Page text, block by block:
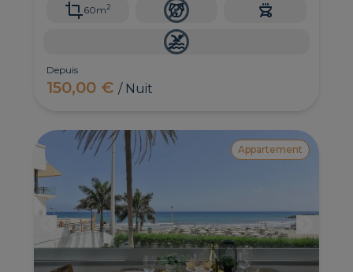
60m2
Depuis
150,00 €/ Nuit
Appartement